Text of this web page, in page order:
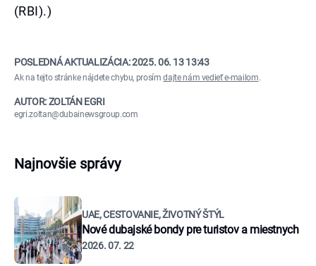
(RBI).)
POSLEDNÁ AKTUALIZÁCIA:2025. 06. 13 13:43
Ak na tejto stránke nájdete chybu, prosímdajte nám vedieť e-mailom.
AUTOR: ZOLTÁN EGRI
egri.zoltan@dubainewsgroup.com
Najnovšie správy
UAE, CESTOVANIE, ŽIVOTNÝ ŠTÝL
Nové dubajské bondy pre turistov a miestnych
2026. 07. 22